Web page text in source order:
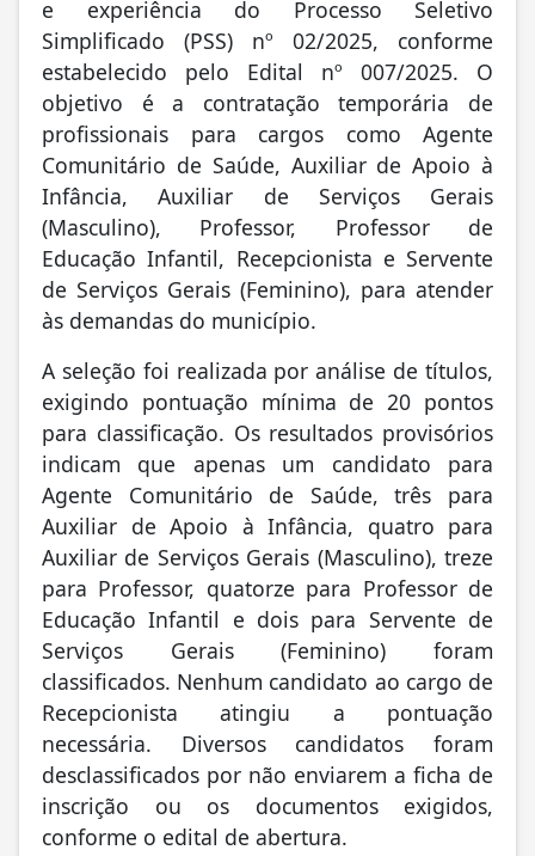
e experiência do Processo Seletivo
Simplificado (PSS) nº 02/2025, conforme
estabelecido pelo Edital nº 007/2025. O
objetivo é a contratação temporária de
profissionais para cargos como Agente
Comunitário de Saúde, Auxiliar de Apoio à
Infância, Auxiliar de Serviços Gerais
(Masculino), Professor, Professor de
Educação Infantil, Recepcionista e Servente
de Serviços Gerais (Feminino), para atender
às demandas do município.
A seleção foi realizada por análise de títulos,
exigindo pontuação mínima de 20 pontos
para classificação. Os resultados provisórios
indicam que apenas um candidato para
Agente Comunitário de Saúde, três para
Auxiliar de Apoio à Infância, quatro para
Auxiliar de Serviços Gerais (Masculino), treze
para Professor, quatorze para Professor de
Educação Infantil e dois para Servente de
Serviços Gerais (Feminino) foram
classificados. Nenhum candidato ao cargo de
Recepcionista atingiu a pontuação
necessária. Diversos candidatos foram
desclassificados por não enviarem a ficha de
inscrição ou os documentos exigidos,
conforme o edital de abertura.